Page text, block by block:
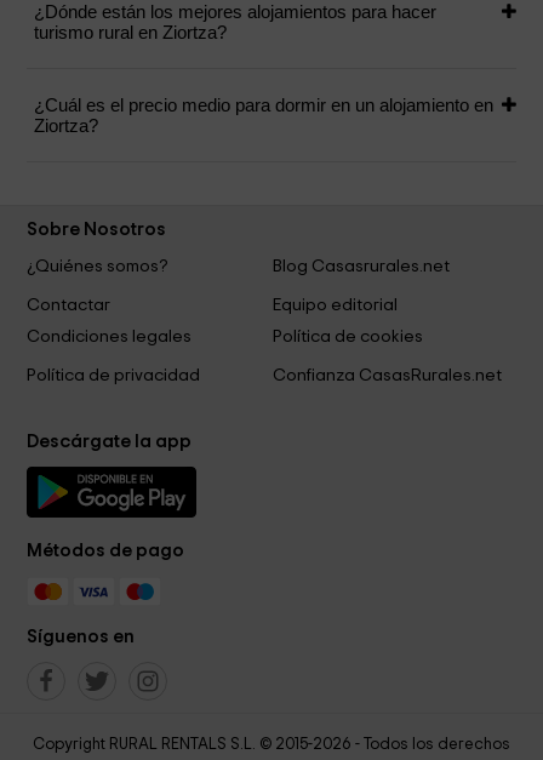
¿Dónde están los mejores alojamientos para hacer
turismo rural en Ziortza?
¿Cuál es el precio medio para dormir en un alojamiento en
Ziortza?
Sobre Nosotros
¿Quiénes somos?
Blog Casasrurales.net
Contactar
Equipo editorial
Condiciones legales
Política de cookies
Política de privacidad Confianza CasasRurales.net
Descárgate la app
Métodos de pago
Síguenos en
Copyright RURAL RENTALS S.L. © 2015-2026 - Todos los derechos